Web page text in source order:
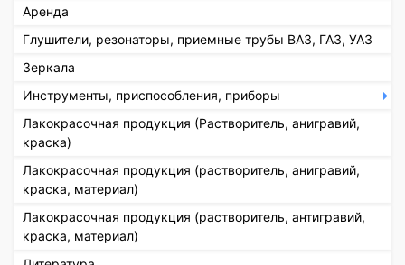
Аренда
Глушители, резонаторы, приемные трубы ВАЗ, ГАЗ, УАЗ
Зеркала
Инструменты, приспособления, приборы
Лакокрасочная продукция (Растворитель, анигравий,
краска)
Лакокрасочная продукция (растворитель, анигравий,
краска, материал)
Лакокрасочная продукция (растворитель, антигравий,
краска, материал)